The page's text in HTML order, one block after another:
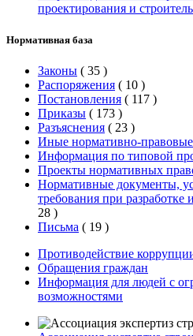
проектирования и
Нормативная база
Законы ( 35 )
Распоряжения ( 10 )
Постановления ( 117 )
Приказы ( 173 )
Разъяснения ( 23 )
Иные нормативно-
Информация по типовой
Проекты нормативных
Нормативные документы,
требования при
28 )
Письма ( 19 )
Противодействие
Обращения граждан
Информация для людей с
возможностями